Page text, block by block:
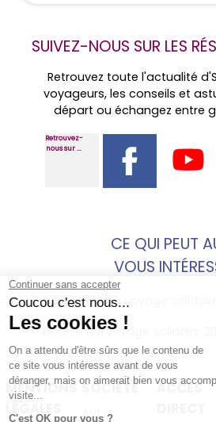
SUIVEZ-NOUS SUR LES
Retrouvez toute l'actualité
voyageurs, les conseils et
départ ou échangez entre
Retrouvez-
nous sur ...
CE QUI PEUT
VOUS
bourse avi du voyage
bourse avi voyage solidaire
MENTIONS SOCIÉTÉ
AVI
ACCÈS